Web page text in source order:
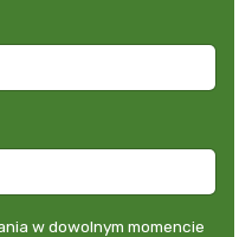
w dowolnym momencie